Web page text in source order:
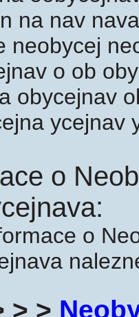
na nav
neobycej
o ob
obycejnav
ycejnav
o
o
> >